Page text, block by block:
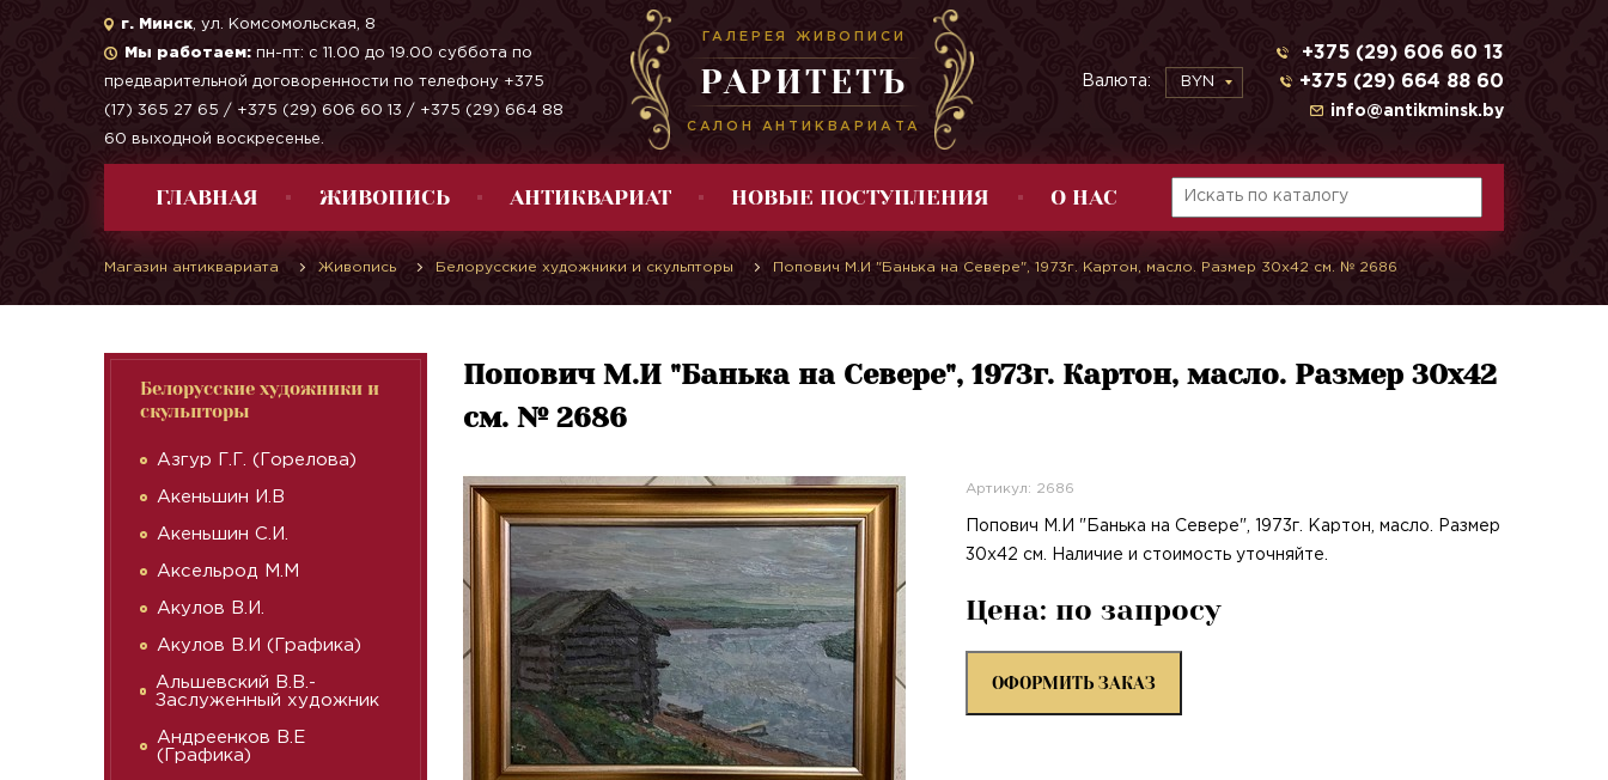
ГАЛЕРЕЯ ЖИВОПИСИ
РАРИТЕТЪ
САЛОН АНТИКВАРИАТА
г. Минск , ул. Комсомольская, 8
Мы работаем: пн-пт: с 11.00 до 19.00 суббота по
предварительной договоренности по телефону +375
(17) 365 27 65 / +375 (29) 606 60 13 / +375 (29) 664 88
60 выходной воскресенье.
Валюта: BYN
+375 (29) 606 60 13
+375 (29) 664 88 60
info@antikminsk.by
ГЛАВНАЯ ЖИВОПИСЬ АНТИКВАРИАТ НОВЫЕ ПОСТУПЛЕНИЯ О НАС
Магазин антиквариата Живопись Белорусские художники и скульпторы Попович М.И "Банька на Севере", 1973г. Картон, масло. Размер 30х42 см. № 2686
Белорусские художники и
скульпторы
Азгур Г.Г. (Горелова)
Акеньшин И.В
Акеньшин С.И.
Аксельрод М.М
Акулов В.И.
Акулов В.И (Графика)
Альшевский В.В.-
Заслуженный художник
Андреенков В.Е
(Графика)
Попович М.И "Банька на Севере", 1973г. Картон, масло. Размер 30х42
см. № 2686
Артикул: 2686
Попович М.И "Банька на Севере", 1973г. Картон, масло. Размер
30х42 см. Наличие и стоимость уточняйте.
Цена: по запросу
ОФОРМИТЬ ЗАКАЗ